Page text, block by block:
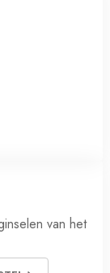
van het